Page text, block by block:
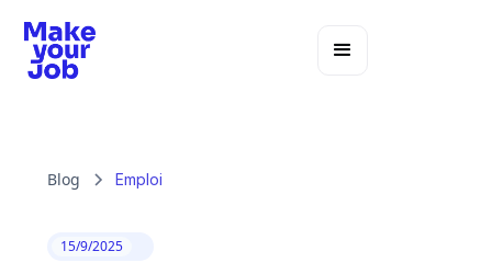
Blog Emploi
15/9/2025